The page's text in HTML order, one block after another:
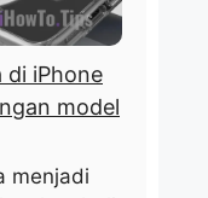
di iPhone
model
menjadi